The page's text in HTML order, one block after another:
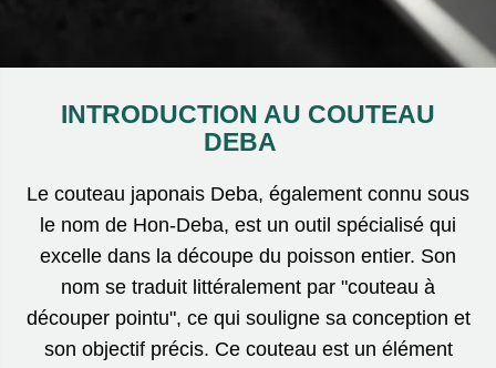
INTRODUCTION AU COUTEAU
DEBA
Le couteau japonais Deba, également connu sous
le nom de Hon-Deba, est un outil spécialisé qui
excelle dans la découpe du poisson entier. Son
nom se traduit littéralement par "couteau à
découper pointu", ce qui souligne sa conception et
son objectif précis. Ce couteau est un élément